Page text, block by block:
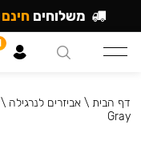
דף הבית \אביזרים לנרגילה \
Gray
משלוחים חינם